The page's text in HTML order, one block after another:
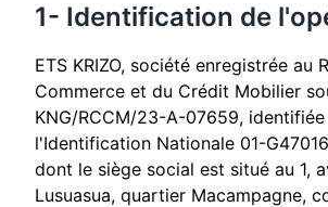
1- Identification de
ETS KRIZO, société enregistrée au
Commerce et du Crédit Mobilier
KNG/RCCM/23-A-07659,
l'Identification Nationale 01-
dont le siège social est situé au 1,
Lusuasua, quartier Macampagne,